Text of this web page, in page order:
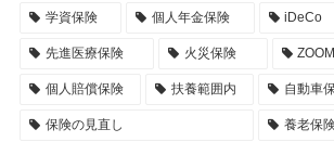
学資保険 個人年金保険 iDeCo
先進医療保険 火災保険 ZOOM
個人賠償保険 扶養範囲内 自動車
保険の見直し 養老保